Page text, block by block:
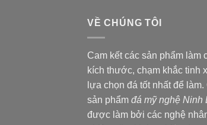
VỀ CHÚNG TÔI
Cam kết các sản phẩm làm
kích thước, chạm khắc tinh
lựa chọn đá tốt nhất để làm.
sản phẩm đá mỹ nghệ Ninh
được làm bởi các nghệ